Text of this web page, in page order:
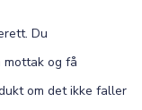
Du
og få
om det ikke faller